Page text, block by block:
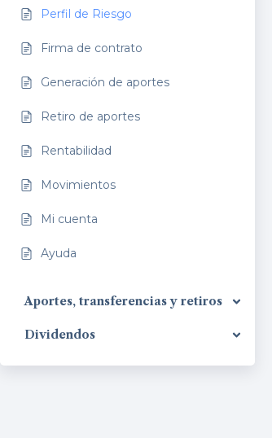
Perfil de Riesgo
Firma de contrato
Generación de aportes
Retiro de aportes
Rentabilidad
Movimientos
Mi cuenta
Ayuda
Aportes, transferencias y retiros
Dividendos